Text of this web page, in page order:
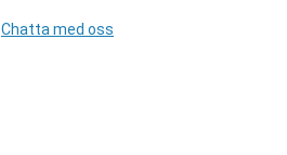
Chatta med oss